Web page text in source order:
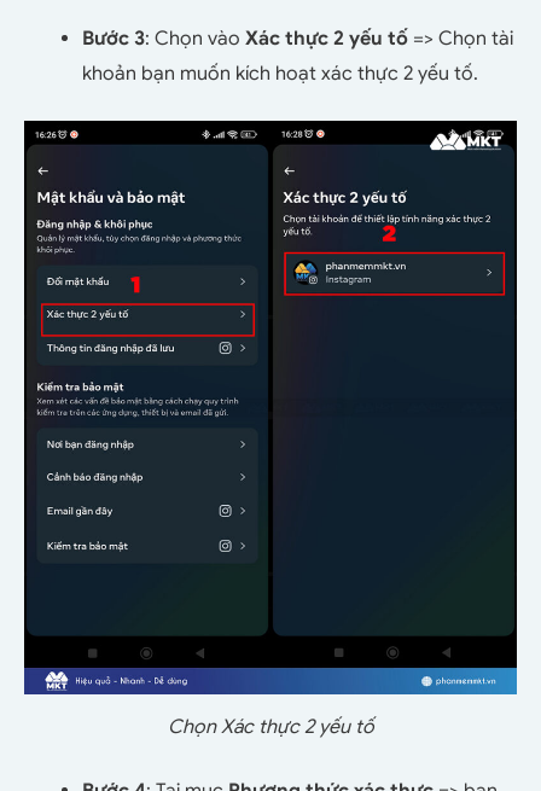
Bước 3: Chọn vào Xác thực 2 yếu tố => Chọn tài
khoản bạn muốn kích hoạt xác thực 2 yếu tố.
Chọn Xác thực 2 yếu tố